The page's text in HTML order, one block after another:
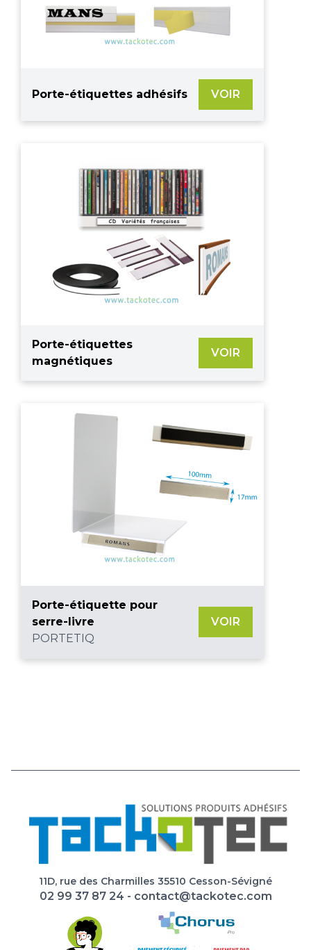
Porte-étiquettes adhésifs VOIR
Porte-étiquettes
magnétiques
VOIR
Porte-étiquette pour
serre-livre
PORTETIQ
VOIR
11D, rue des Charmilles 35510 Cesson-Sévigné
02 99 37 87 24 - contact@tackotec.com